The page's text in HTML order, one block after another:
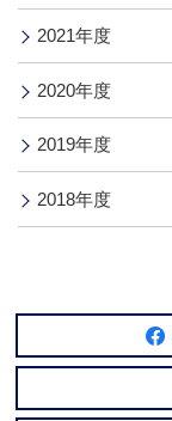
2021年度
2020年度
2019年度
2018年度